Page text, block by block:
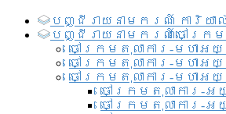
បញ្ជី​រាយ​នាមករណ៍ ការិយាល័
បញ្ជី​រាយ​នាមករណ៍​ចៅក្រម
ចៅក្រមតុលាការ-មហាអ
ចៅក្រមតុលាការ-មហាអ
ចៅក្រមតុលាការ-មហា
ចៅក្រមតុលាការ-
ចៅក្រមតុលាការ-